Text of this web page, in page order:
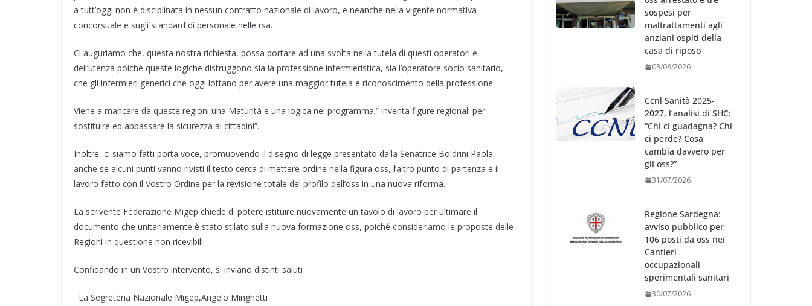
a tutt’oggi non è disciplinata in nessun contratto nazionale di lavoro, e neanche nella vigente normativa
concorsuale e sugli standard di personale nelle rsa.
Ci auguriamo che, questa nostra richiesta, possa portare ad una svolta nella tutela di questi operatori e
dell’utenza poiché queste logiche distruggono sia la professione infermieristica, sia l’operatore socio sanitario,
che gli infermieri generici che oggi lottano per avere una maggior tutela e riconoscimento della professione.
Viene a mancare da queste regioni una Maturità e una logica nel programma;” inventa figure regionali per
sostituire ed abbassare la sicurezza ai cittadini”.
Inoltre, ci siamo fatti porta voce, promuovendo il disegno di legge presentato dalla Senatrice Boldrini Paola,
anche se alcuni punti vanno rivisti il testo cerca di mettere ordine nella figura oss, l’altro punto di partenza e il
lavoro fatto con il Vostro Ordine per la revisione totale del profilo dell’oss in una nuova riforma.
La scrivente Federazione Migep chiede di potere istituire nuovamente un tavolo di lavoro per ultimare il
documento che unitariamente è stato stilato sulla nuova formazione oss, poiché consideriamo le proposte delle
Regioni in questione non ricevibili.
Confidando in un Vostro intervento, si inviano distinti saluti
La Segreteria Nazionale Migep,Angelo Minghetti
sospesi per
maltrattamenti agli
anziani ospiti della
casa di riposo
03/08/2026
Ccnl Sanità 2025-
2027, l’analisi di SHC:
“Chi ci guadagna? Chi
ci perde? Cosa
cambia davvero per
gli oss?”
31/07/2026
Regione Sardegna:
avviso pubblico per
106 posti da oss nei
Cantieri
occupazionali
sperimentali sanitari
30/07/2026